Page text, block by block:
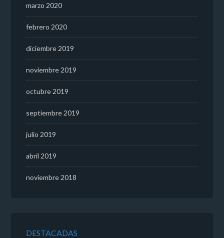
marzo 2020
febrero 2020
diciembre 2019
noviembre 2019
octubre 2019
septiembre 2019
julio 2019
abril 2019
noviembre 2018
DESTACADAS